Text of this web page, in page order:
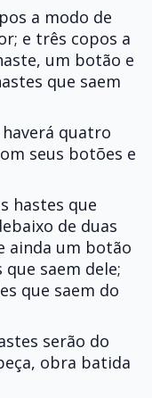
a modo de
e três copos a
um botão e
que saem
quatro
seus botões e
hastes que
de duas
ainda um botão
saem dele;
que saem do
serão do
obra batida